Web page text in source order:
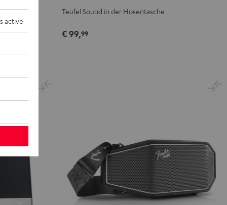
RedBlack
Teufel Sound in der Hosentasche
€ 99,99
active